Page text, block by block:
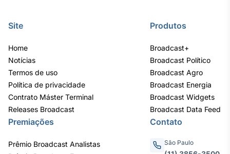
Investimentos
Site
Home
Notícias
Termos de uso
Política de privacidade
Contrato Máster Terminal
Releases Broadcast
Produtos
Broadcast+
Broadcast Político
Broadcast Agro
Broadcast Energia
Broadcast Widgets
Broadcast Data Feed
Premiações
Prêmio Broadcast Analistas
Contato
São Paulo